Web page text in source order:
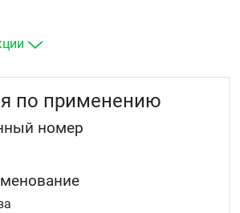
(суставы пальцев рук, коленные и
ушибов, травм).
тканей, лучезапястный
для симптоматической
боли и воспаления на момент
прогрессирование заболевания не
по применению
номер